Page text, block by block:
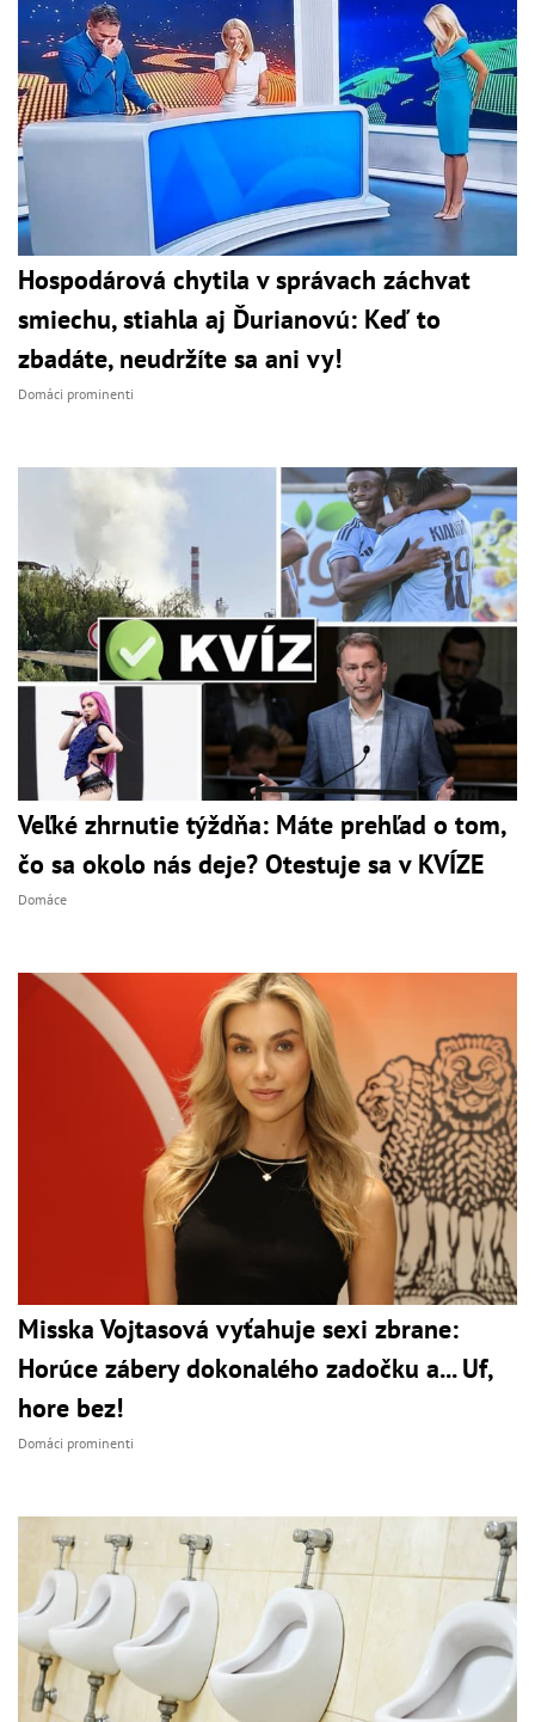
Hospodárová chytila v správach záchvat
smiechu, stiahla aj Ďurianovú: Keď to
zbadáte, neudržíte sa ani vy!
Domáci prominenti
Veľké zhrnutie týždňa: Máte prehľad o tom,
čo sa okolo nás deje? Otestuje sa v KVÍZE
Domáce
Misska Vojtasová vyťahuje sexi zbrane:
Horúce zábery dokonalého zadočku a... Uf,
hore bez!
Domáci prominenti